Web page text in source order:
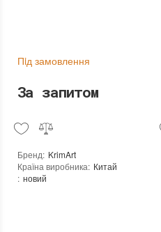
Пiд замовлення
За запитом
Бренд: KrimArt
Країна виробника: Китай
: новий